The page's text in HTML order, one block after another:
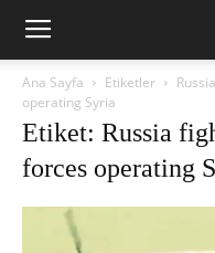
Ana Sayfa Etiketler
operating Syria
Etiket: Russia
forces operating